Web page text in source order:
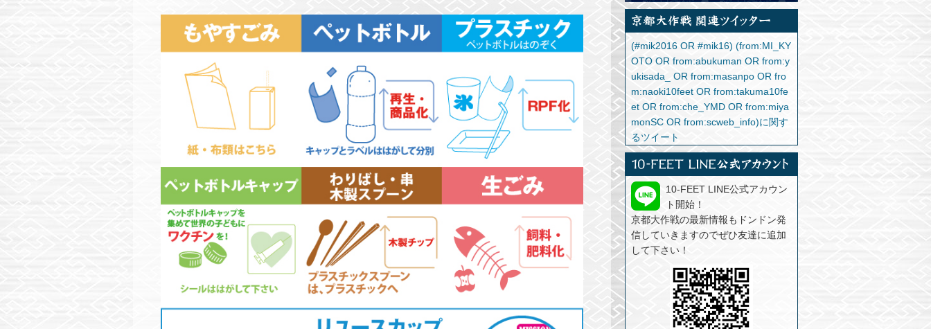
(#mik2016 OR #mik16) (from:MI_KY
OTO OR from:abukuman OR from:y
ukisada_ OR from:masanpo OR fro
m:naoki10feet OR from:takuma10fe
et OR from:che_YMD OR from:miya
monSC OR from:scweb_info)に関す
るツイート
10-FEET LINE公式アカウン
ト開始！
京都大作戦の最新情報もドンドン発
信していきますのでぜひ友達に追加
して下さい！